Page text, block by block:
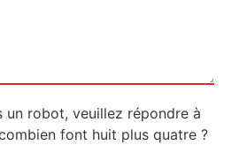
un robot, veuillez répondre à
font huit plus quatre ?